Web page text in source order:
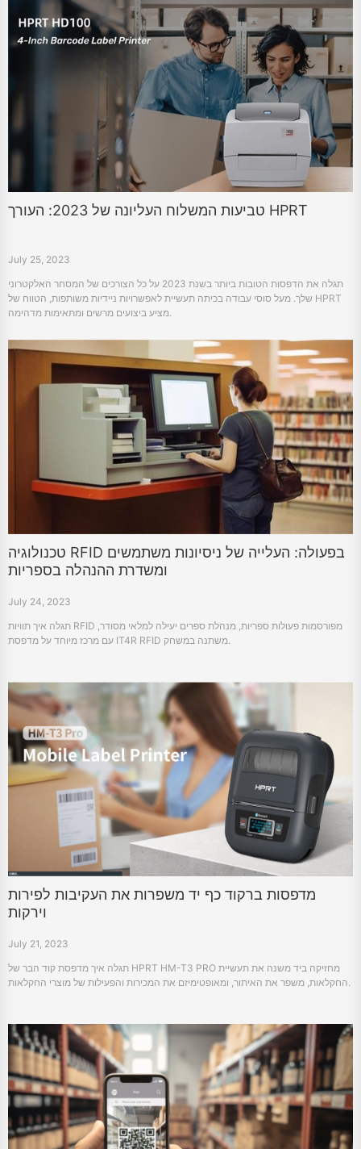
טביעות המשלוח העליונה של 2023: העורך HPRT
July 25, 2023
תגלה את הדפסות הטובות ביותר בשנת 2023 על כל הצורכים של המסחר האלקטרוני
שלך. מעל סוסי עבודה בכיתה תעשיית לאפשרויות ניידיות משותפות, הטווח של HPRT
מציע ביצועים מרשים ומתאימות מדהימה.
טכנולוגיה RFID בפעולה: העלייה של ניסיונות משתמשים
ומשדרת ההנהלה בספריות
July 24, 2023
תגלה איך תוויות RFID מפורסמות פעולות ספריות, מנהלת ספרים יעילה למלאי מסודר,
עם מרכז מיוחד על מדפסת IT4R RFID משתנה במשחק.
מדפסות ברקוד כף יד משפרות את העקיבות לפירות
וירקות
July 21, 2023
תגלה איך מדפסת קוד הבר של HPRT HM-T3 PRO מחזיקה ביד משנה את תעשיית
החקלאות, משפר את האיתור, ומאופטימיזם את המכירות והפעילות של מוצרי החקלאות.